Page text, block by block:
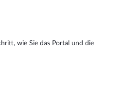
wie Sie das Portal und die